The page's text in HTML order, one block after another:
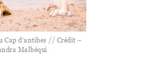
Cap d’antibes // Crédit –
Malbéqui